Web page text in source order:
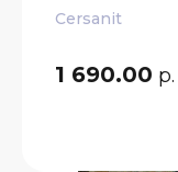
Cersanit
1 690.00 р.